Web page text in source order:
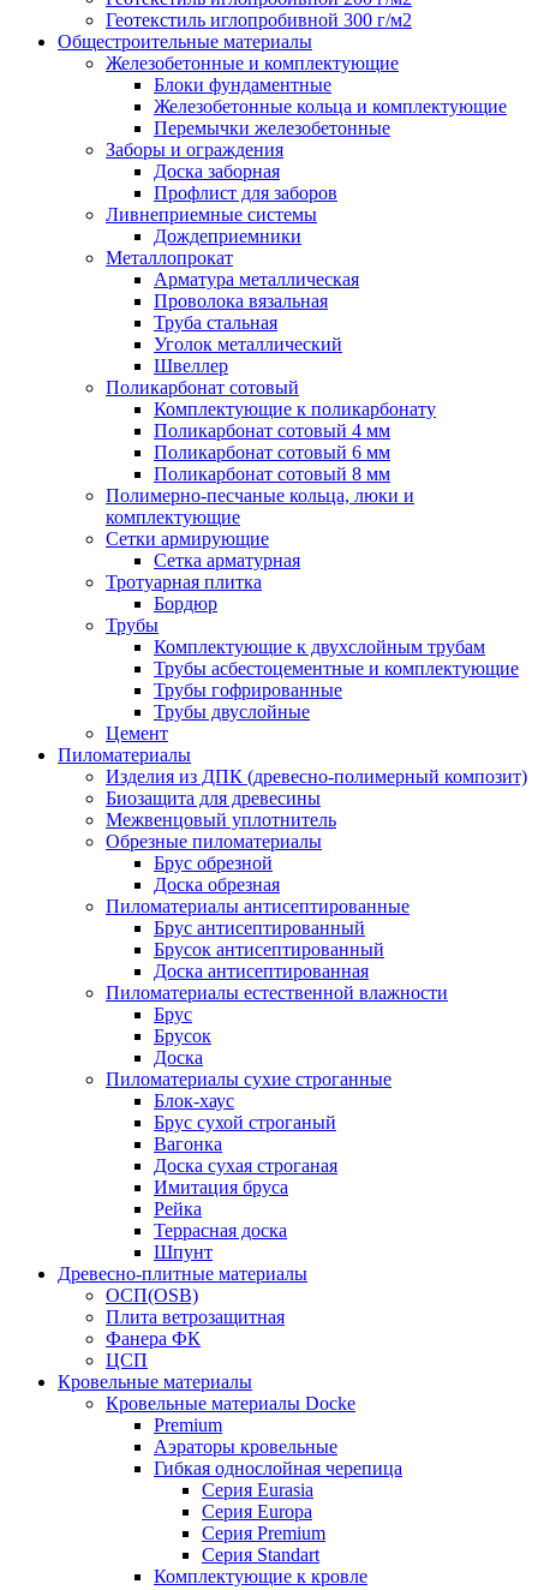
Геотекстиль иглопробивной 300 г/м2
Общестроительные материалы
Железобетонные и комплектующие
Блоки фундаментные
Железобетонные кольца и комплектующие
Перемычки железобетонные
Заборы и ограждения
Доска заборная
Профлист для заборов
Ливнеприемные системы
Дождеприемники
Металлопрокат
Арматура металлическая
Проволока вязальная
Труба стальная
Уголок металлический
Швеллер
Поликарбонат сотовый
Комплектующие к поликарбонату
Поликарбонат сотовый 4 мм
Поликарбонат сотовый 6 мм
Поликарбонат сотовый 8 мм
Полимерно-песчаные кольца, люки и
комплектующие
Сетки армирующие
Сетка арматурная
Тротуарная плитка
Бордюр
Трубы
Комплектующие к двухслойным трубам
Трубы асбестоцементные и комплектующие
Трубы гофрированные
Трубы двуслойные
Цемент
Пиломатериалы
Изделия из ДПК (древесно-полимерный композит)
Биозащита для древесины
Межвенцовый уплотнитель
Обрезные пиломатериалы
Брус обрезной
Доска обрезная
Пиломатериалы антисептированные
Брус антисептированный
Брусок антисептированный
Доска антисептированная
Пиломатериалы естественной влажности
Брус
Брусок
Доска
Пиломатериалы сухие строганные
Блок-хаус
Брус сухой строганый
Вагонка
Доска сухая строганая
Имитация бруса
Рейка
Террасная доска
Шпунт
Древесно-плитные материалы
ОСП(OSB)
Плита ветрозащитная
Фанера ФК
ЦСП
Кровельные материалы
Кровельные материалы Docke
Premium
Аэраторы кровельные
Гибкая однослойная черепица
Серия Eurasia
Серия Europa
Серия Premium
Серия Standart
Комплектующие к кровле